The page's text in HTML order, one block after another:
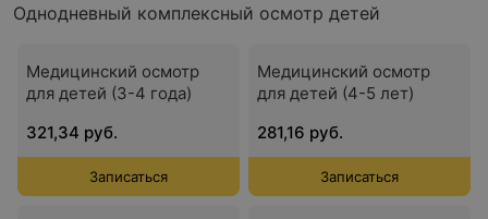
Однодневный комплексный осмотр детей
Медицинский осмотр
для детей (3-4 года)
321,34 руб.
Записаться
Медицинский осмотр
для детей (4-5 лет)
281,16 руб.
Записаться